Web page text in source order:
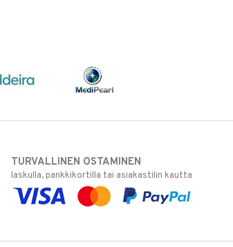
TURVALLINEN OSTAMINEN
laskulla, pankkikortilla tai asiakastilin kautta